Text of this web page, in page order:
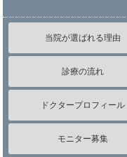
当院が選ばれる理由
診療の流れ
ドクタープロフィール
モニター募集